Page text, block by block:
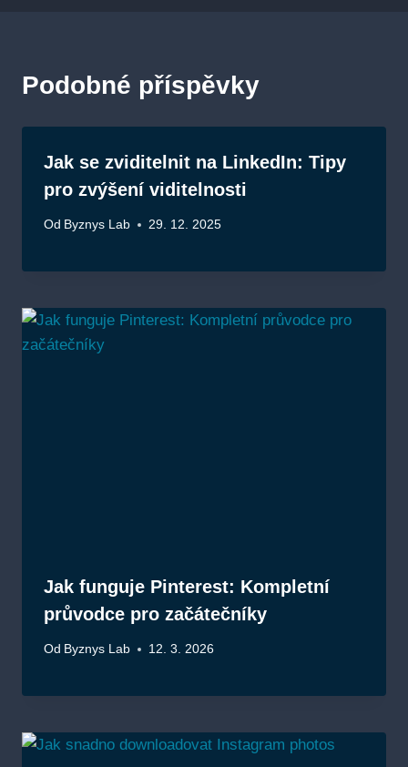
Podobné příspěvky
Jak se zviditelnit na LinkedIn: Tipy
pro zvýšení viditelnosti
Od Byznys Lab 29. 12. 2025
Jak funguje Pinterest: Kompletní
průvodce pro začátečníky
Od Byznys Lab 12. 3. 2026